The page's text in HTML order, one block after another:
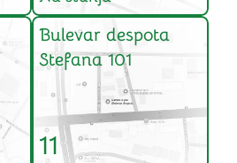
Bulevar despota
Stefana 101
11